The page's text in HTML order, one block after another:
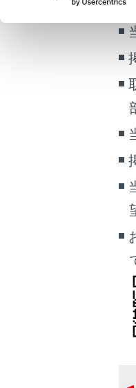
マルチメディア
万一の場合には
マルチメディア
個人情報の取扱
サイト利用につ